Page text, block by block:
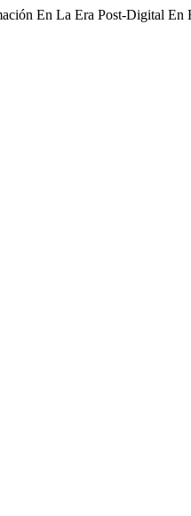
En La Era Post-Digital En